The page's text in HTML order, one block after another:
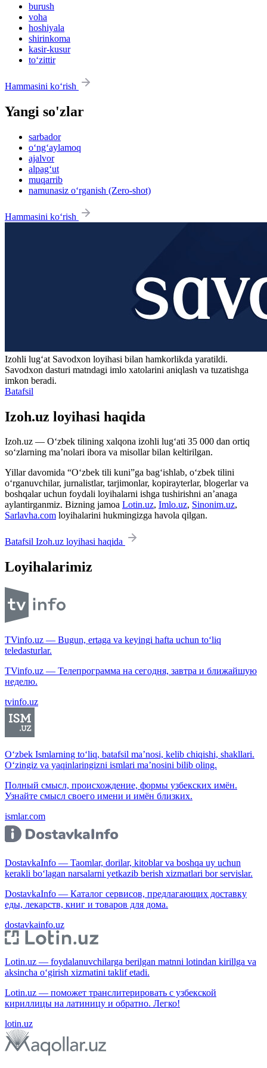
burush
voha
hoshiyala
shirinkoma
kasir-kusur
to‘zittir
Hammasini ko‘rish
Yangi so'zlar
sarbador
o‘ng‘aylamoq
ajalvor
alpag‘ut
muqarrib
namunasiz o‘rganish (Zero-shot)
Hammasini ko‘rish
Izohli lugʻat Savodxon loyihasi bilan hamkorlikda yaratildi.
Savodxon dasturi matndagi imlo xatolarini aniqlash va tuzatishga
imkon beradi.
Batafsil
Izoh.uz loyihasi haqida
Izoh.uz — O‘zbek tilining xalqona izohli lug‘ati 35 000 dan ortiq
so‘zlarning ma’nolari ibora va misollar bilan keltirilgan.
Yillar davomida “O‘zbek tili kuni”ga bag‘ishlab, o‘zbek tilini
o‘rganuvchilar, jurnalistlar, tarjimonlar, kopirayterlar, blogerlar va
boshqalar uchun foydali loyihalarni ishga tushirishni an’anaga
aylantirganmiz. Bizning jamoa Lotin.uz, Imlo.uz, Sinonim.uz,
Sarlavha.com loyihalarini hukmingizga havola qilgan.
Batafsil Izoh.uz loyihasi haqida
Loyihalarimiz
TVinfo.uz — Bugun, ertaga va keyingi hafta uchun to‘liq
teledasturlar.
TVinfo.uz — Телепрограмма на сегодня, завтра и ближайшую
неделю.
tvinfo.uz
O‘zbek Ismlarning to‘liq, batafsil ma’nosi, kelib chiqishi, shakllari.
O‘zingiz va yaqinlaringizni ismlari ma’nosini bilib oling.
Полный смысл, происхождение, формы узбекских имён.
Узнайте смысл своего имени и имён близких.
ismlar.com
DostavkaInfo — Taomlar, dorilar, kitoblar va boshqa uy uchun
kerakli bo‘lagan narsalarni yetkazib berish xizmatlari bor servislar.
DostavkaInfo — Каталог сервисов, предлагающих доставку
еды, лекарств, книг и товаров для дома.
dostavkainfo.uz
Lotin.uz — foydalanuvchilarga berilgan matnni lotindan kirillga va
aksincha o‘girish xizmatini taklif etadi.
Lotin.uz — поможет транслитерировать с узбекской
кириллицы на латиницу и обратно. Легко!
lotin.uz